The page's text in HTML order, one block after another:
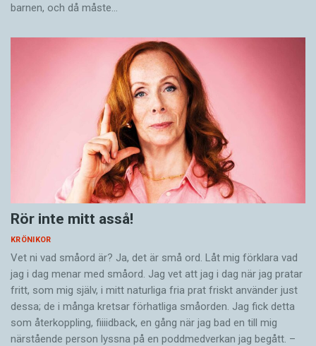
barnen, och då måste…
Rör inte mitt asså!
KRÖNIKOR
Vet ni vad småord är? Ja, det är små ord. Låt mig förklara vad
jag i dag menar med småord. Jag vet att jag i dag när jag pratar
fritt, som mig själv, i mitt naturliga fria prat friskt använder just
dessa; de i många kretsar förhatliga småorden. Jag fick detta
som återkoppling, fiiiidback, en gång när jag bad en till mig
närstående person lyssna på en poddmedverkan jag begått. –